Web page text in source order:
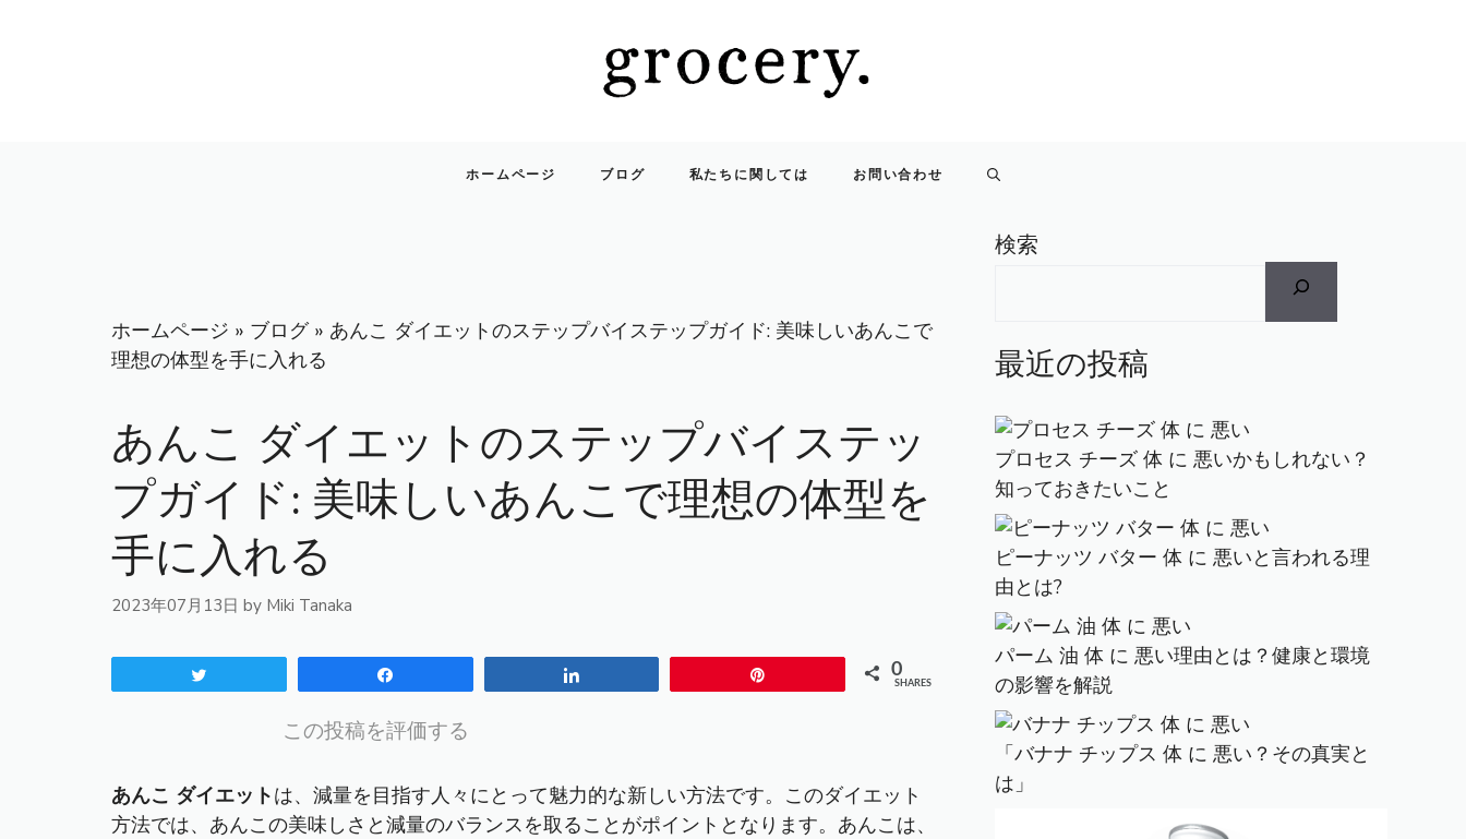
ホームページ ブログ 私たちに関しては お問い合わせ
ホームページ » ブログ» あんこ ダイエットのステップバイステップガイド: 美味しいあんこで
理想の体型を手に入れる
あんこ ダイエットのステップバイステッ
プガイド: 美味しいあんこで理想の体型を
手に入れる
2023年07月13日 by Miki Tanaka
0
SHARES
この投稿を評価する
あんこ ダイエットは、減量を目指す人々にとって魅力的な新しい方法です。このダイエット
方法では、あんこの美味しさと減量のバランスを取ることがポイントとなります。あんこは、
検索
最近の投稿
プロセス チーズ 体 に 悪いかもしれない？
知っておきたいこと
ピーナッツ バター 体 に 悪いと言われる理
由とは?
パーム 油 体 に 悪い理由とは？健康と環境
の影響を解説
「バナナ チップス 体 に 悪い？その真実と
は」